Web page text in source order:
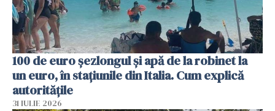
100 de euro șezlongul și apă de la robinet la
un euro, în stațiunile din Italia. Cum explică
autoritățile
31 IULIE 2026